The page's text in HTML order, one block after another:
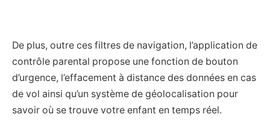
De plus, outre ces filtres de navigation, l’application de
contrôle parental propose une fonction de bouton
d’urgence, l’effacement à distance des données en cas
de vol ainsi qu’un système de géolocalisation pour
savoir où se trouve votre enfant en temps réel.